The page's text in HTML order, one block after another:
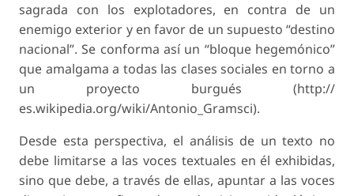
sagrada con los explotadores, en contra de un
enemigo exterior y en favor de un supuesto “destino
nacional”. Se conforma así un “bloque hegemónico”
que amalgama a todas las clases sociales en torno a
un proyecto burgués (http://
es.wikipedia.org/wiki/Antonio_Gramsci).
Desde esta perspectiva, el análisis de un texto no
debe limitarse a las voces textuales en él exhibidas,
sino que debe, a través de ellas, apuntar a las voces